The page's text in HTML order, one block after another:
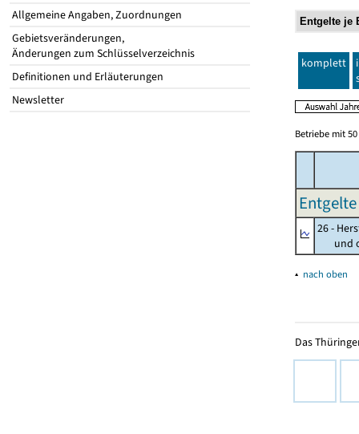
Allgemeine Angaben, Zuordnungen
Gebietsveränderungen,
Änderungen zum Schlüsselverzeichnis
Definitionen und Erläuterungen
Newsletter
komplett
Betriebe mit
26 -
und
▴ nach oben
Das